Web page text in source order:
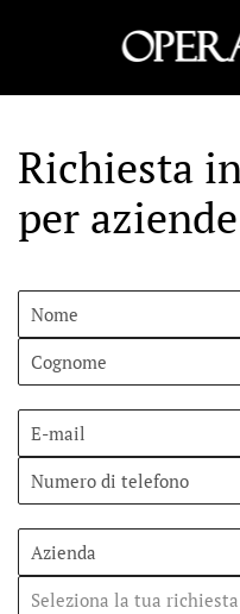
Skip to main content
Richiesta
per aziende